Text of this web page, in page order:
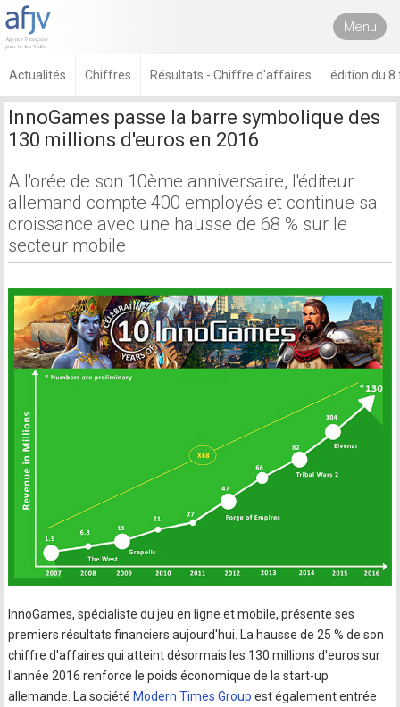
Menu
Actualités Chiffres Résultats - Chiffre d'affaires édition du 8
InnoGames passe la barre symbolique des
130 millions d'euros en 2016
A l'orée de son 10ème anniversaire, l'éditeur
allemand compte 400 employés et continue sa
croissance avec une hausse de 68 % sur le
secteur mobile
InnoGames, spécialiste du jeu en ligne et mobile, présente ses
premiers résultats financiers aujourd'hui. La hausse de 25 % de son
chiffre d'affaires qui atteint désormais les 130 millions d'euros sur
l'année 2016 renforce le poids économique de la start-up
allemande. La société Modern Times Group est également entrée